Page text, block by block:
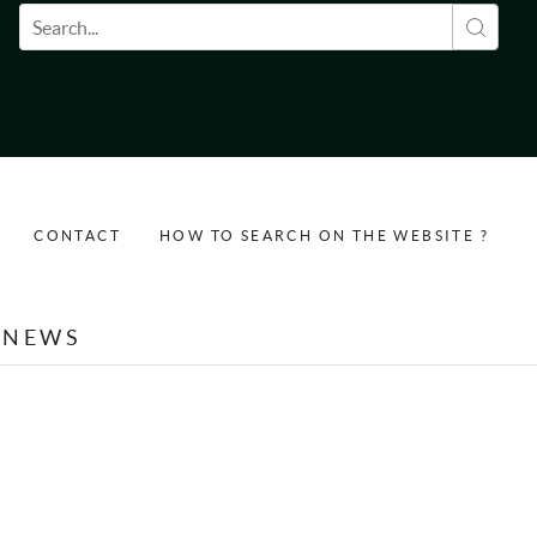
Search form
CONTACT HOW TO SEARCH ON THE WEBSITE ?
NEWS